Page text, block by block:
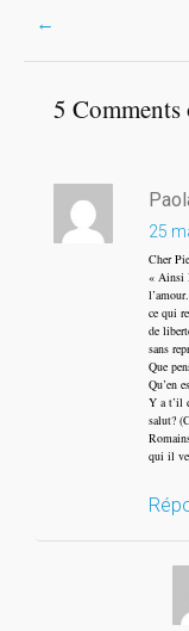
Post
←
5 Comments
25
Cher
« Ainsi
ce qui
de
sans
Que
Qu’en
Y a t’il
salut?
qui il